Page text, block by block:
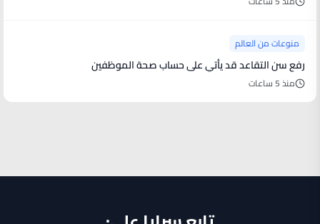
منوعات من العالم
رفع سن التقاعد قد يأتي على حساب صحة الموظفين
منذ 5 ساعات